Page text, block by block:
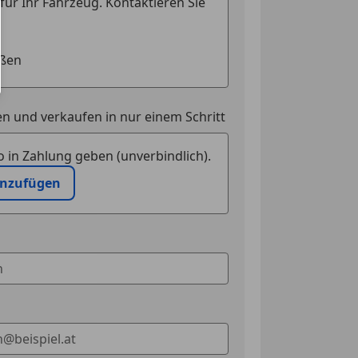
mit
automatisch abblendend
und verkaufen in nur einem Schritt
in Zahlung geben (unverbindlich).